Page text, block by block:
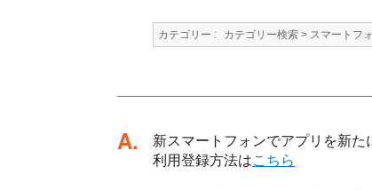
カテゴリー : カテゴリー検索 > スマートフ
回答
新スマートフォンでアプリを新
利用登録方法はこちら